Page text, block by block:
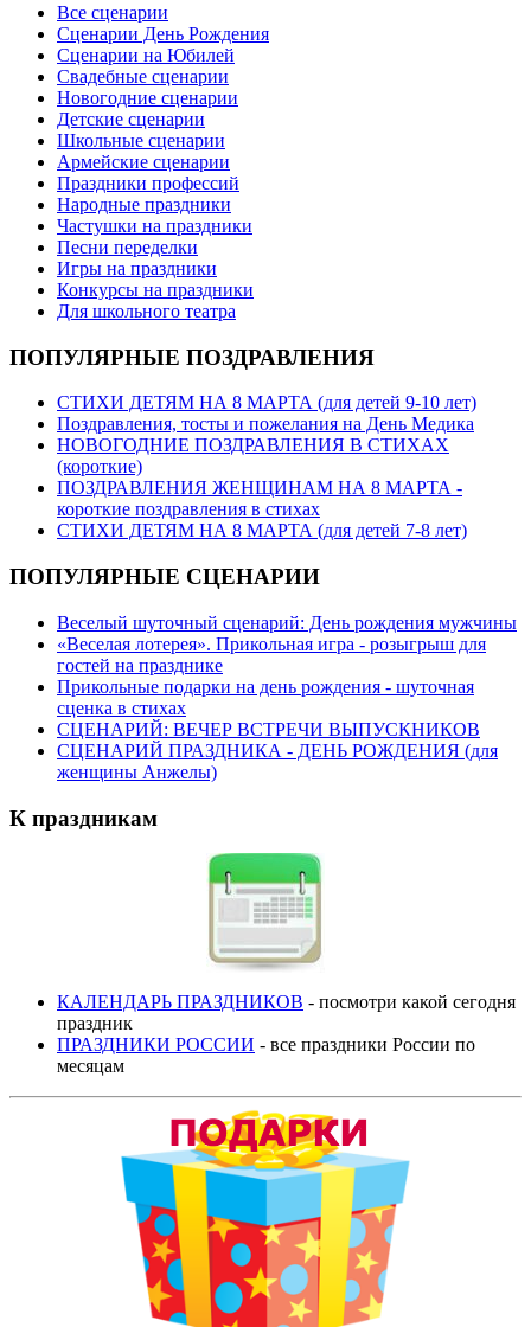
Все сценарии
Сценарии День Рождения
Сценарии на Юбилей
Свадебные сценарии
Новогодние сценарии
Детские сценарии
Школьные сценарии
Армейские сценарии
Праздники профессий
Народные праздники
Частушки на праздники
Песни переделки
Игры на праздники
Конкурсы на праздники
Для школьного театра
ПОПУЛЯРНЫЕ ПОЗДРАВЛЕНИЯ
СТИХИ ДЕТЯМ НА 8 МАРТА (для детей 9-10 лет)
Поздравления, тосты и пожелания на День Медика
НОВОГОДНИЕ ПОЗДРАВЛЕНИЯ В СТИХАХ
(короткие)
ПОЗДРАВЛЕНИЯ ЖЕНЩИНАМ НА 8 МАРТА -
короткие поздравления в стихах
СТИХИ ДЕТЯМ НА 8 МАРТА (для детей 7-8 лет)
ПОПУЛЯРНЫЕ СЦЕНАРИИ
Веселый шуточный сценарий: День рождения мужчины
«Веселая лотерея». Прикольная игра - розыгрыш для
гостей на празднике
Прикольные подарки на день рождения - шуточная
сценка в стихах
СЦЕНАРИЙ: ВЕЧЕР ВСТРЕЧИ ВЫПУСКНИКОВ
СЦЕНАРИЙ ПРАЗДНИКА - ДЕНЬ РОЖДЕНИЯ (для
женщины Анжелы)
К праздникам
КАЛЕНДАРЬ ПРАЗДНИКОВ - посмотри какой сегодня
праздник
ПРАЗДНИКИ РОССИИ - все праздники России по
месяцам